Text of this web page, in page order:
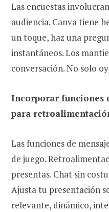
Las encuestas
audiencia. Canva tiene
un toque, haz una
instantáneos. Los
conversación. No solo
Incorporar funciones
para
Las funciones de
de juego.
presentas. Chat sin
Ajusta tu presentación
relevante, dinámico,